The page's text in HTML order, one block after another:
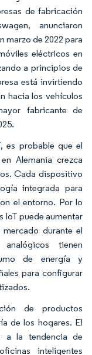
de fabricación
anunciaron
marzo de 2022 para
eléctricos en
a principios de
está invirtiendo
hacia los vehículos
fabricante de
es probable que el
Alemania crezca
Cada dispositivo
integrada para
el entorno. Por lo
IoT puede aumentar
durante el
tienen
de energía y
para configurar
de productos
de los hogares. El
a la tendencia de
inteligentes